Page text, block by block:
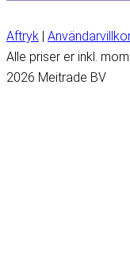
Aftryk |
Alle priser er inkl.
2026 Meitrade BV